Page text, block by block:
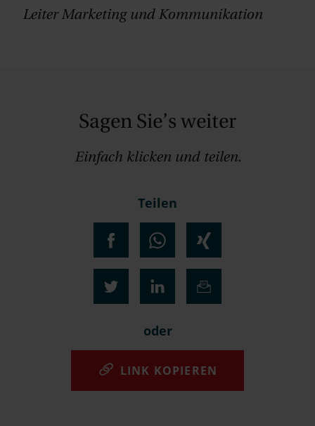
Leiter Marketing und Kommunikation
Sagen Sie’s weiter
Einfach klicken und teilen.
Teilen
oder
LINK KOPIEREN